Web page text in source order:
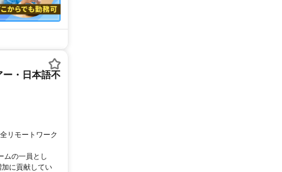
ー・日本語不
リモートワーク
ムの一員とし
に貢献してい